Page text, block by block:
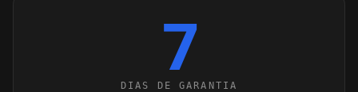
7
DIAS DE GARANTIA